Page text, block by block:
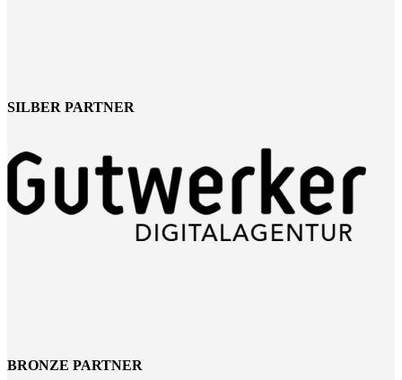
SILBER PARTNER
BRONZE PARTNER